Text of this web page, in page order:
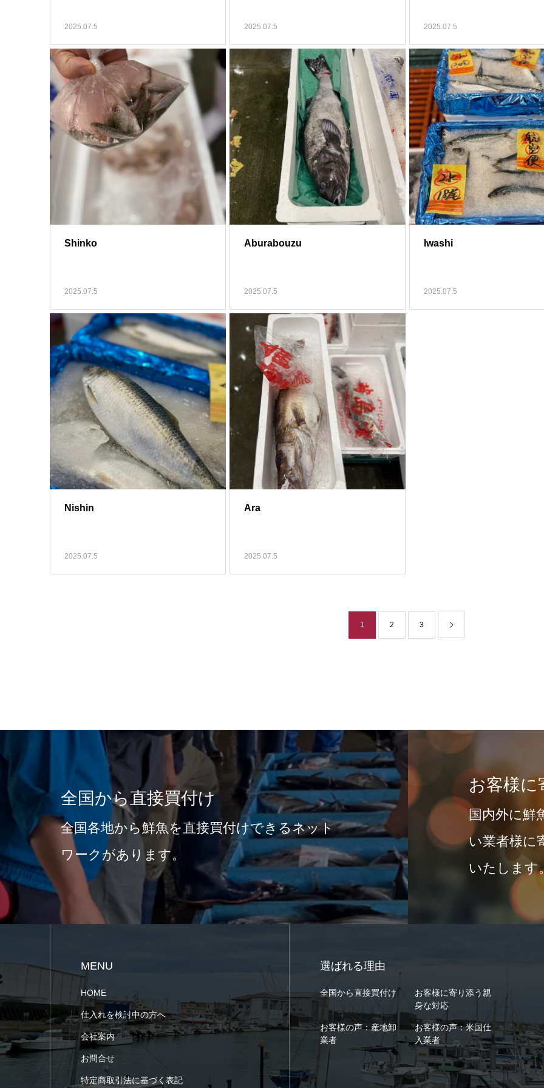
2025.07.5 2025.07.5 2025.07.5
Shinko
2025.07.5
Aburabouzu
2025.07.5
Iwashi
2025.07.5
Nishin
2025.07.5
Ara
2025.07.5
1 2 3
全国から直接買付け
全国各地から鮮魚を直接買付けできるネット
ワークがあります。
お客様に
国内外に鮮
い業者様に
いたします
MENU
HOME
仕入れを検討中の方へ
会社案内
お問合せ
特定商取引法に基づく表記
選ばれる理由
全国から直接買付け
お客様に寄り添う親
身な対応
お客様の声：産地卸
業者
お客様の声：米国仕
入業者